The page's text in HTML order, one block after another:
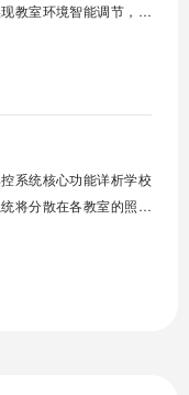
教室环境智能调节，提
，远程监控运行状态，
平台统一管控，减少人
长设备使用寿命，节约
系统核心功能详析学校
将分散在各教室的照明
时策略、能耗监测、故